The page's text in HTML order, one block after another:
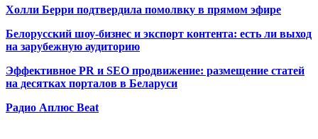
Холли Берри подтвердила помолвку в прямом эфире
Белорусский шоу-бизнес и экспорт контента: есть ли выход
на зарубежную аудиторию
Эффективное PR и SEO продвижение: размещение статей
на десятках порталов в Беларуси
Радио Аплюс Beat